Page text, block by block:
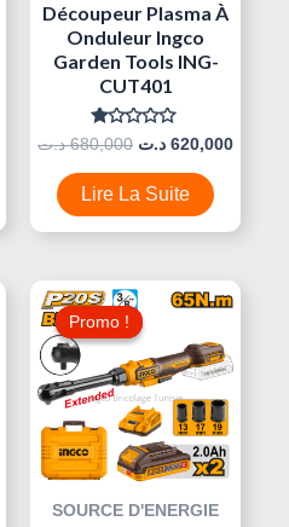
Découpeur Plasma À
Onduleur Ingco
Garden Tools ING-
CUT401
Note
0
Sur
5
680,000 د.ت 620,000 د.ت
Lire La Suite
Le
Actuel
150,000 د.ت.
Promo !
Promo !
SOURCE D'ENERGIE
Le
Prix
Initial
Était :
300,000 د.ت.
Le
Prix